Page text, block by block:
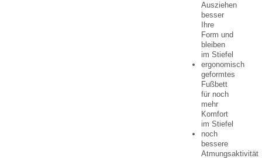
Ausziehen
besser
Ihre
Form und
bleiben
im Stiefel
ergonomisch
geformtes
Fußbett
für noch
mehr
Komfort
im Stiefel
noch
bessere
Atmungsaktivität